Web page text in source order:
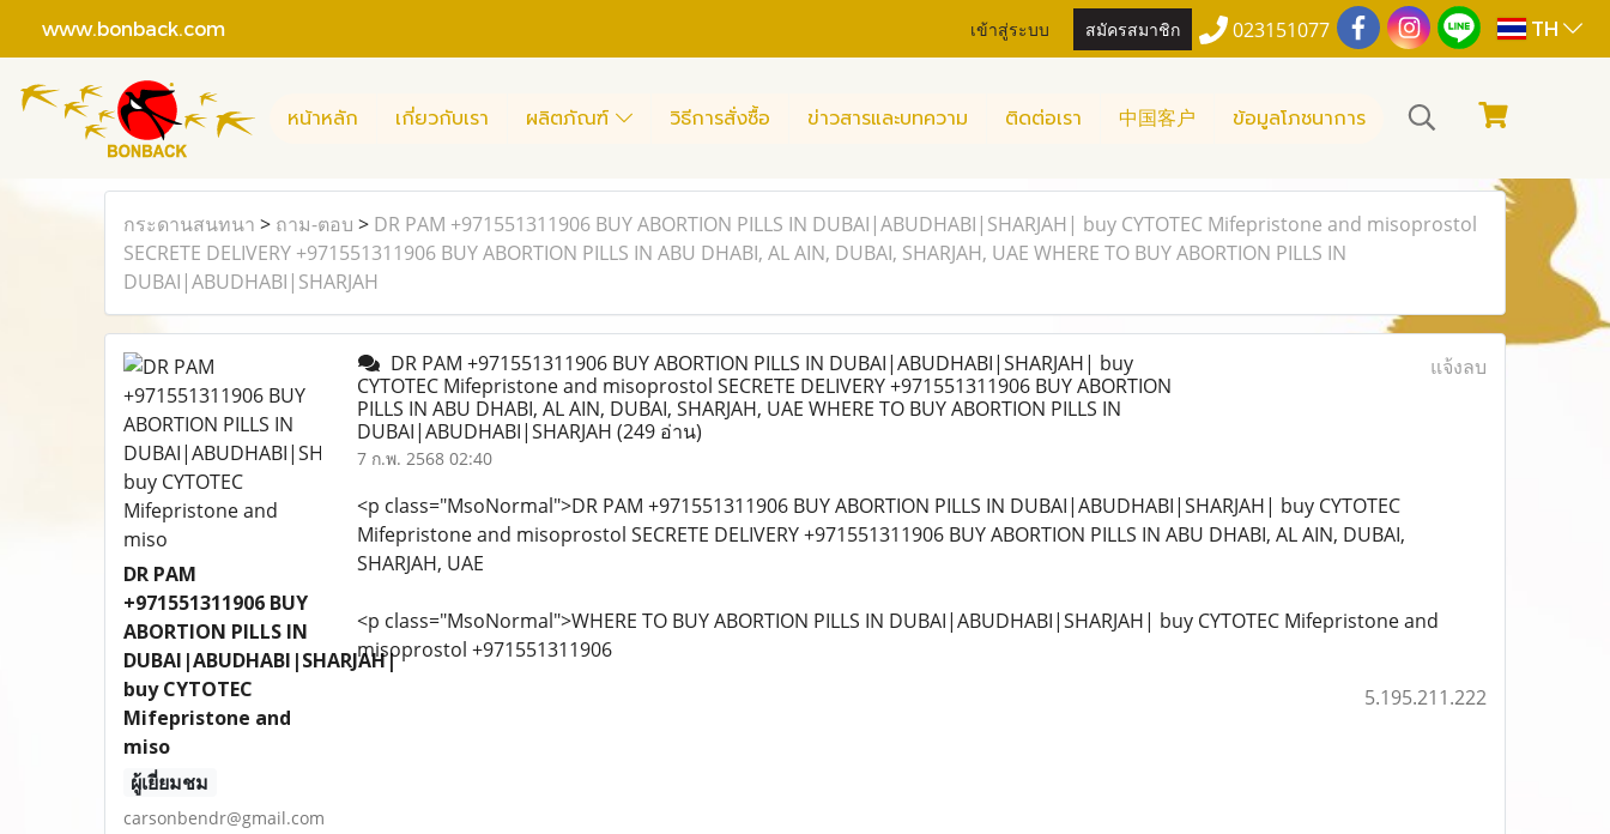
www.bonback.com เข้าสู่ระบบ สมัครสมาชิก 023151077 TH
หน้าหลัก เกี่ยวกับเรา ผลิตภัณฑ์ วิธีการสั่งซื้อ ข่าวสารและบทความ ติดต่อเรา 中国客户 ข้อมูลโภชนาการ
กระดานสนทนา > ถาม-ตอบ > DR PAM +971551311906 BUY ABORTION PILLS IN DUBAI|ABUDHABI|SHARJAH| buy CYTOTEC Mifepristone and misoprostol
SECRETE DELIVERY +971551311906 BUY ABORTION PILLS IN ABU DHABI, AL AIN, DUBAI, SHARJAH, UAE WHERE TO BUY ABORTION PILLS IN
DUBAI|ABUDHABI|SHARJAH
DR PAM
+971551311906 BUY
ABORTION PILLS IN
DUBAI|ABUDHABI|SHARJAH|
buy CYTOTEC
Mifepristone and
miso
ผู้เยี่ยมชม
carsonbendr@gmail.com
DR PAM +971551311906 BUY ABORTION PILLS IN DUBAI|ABUDHABI|SHARJAH| buy
CYTOTEC Mifepristone and misoprostol SECRETE DELIVERY +971551311906 BUY ABORTION
PILLS IN ABU DHABI, AL AIN, DUBAI, SHARJAH, UAE WHERE TO BUY ABORTION PILLS IN
DUBAI|ABUDHABI|SHARJAH (249 อ่าน)
7 ก.พ. 2568 02:40
แจ้งลบ
<p class="MsoNormal">DR PAM +971551311906 BUY ABORTION PILLS IN DUBAI|ABUDHABI|SHARJAH| buy CYTOTEC
Mifepristone and misoprostol SECRETE DELIVERY +971551311906 BUY ABORTION PILLS IN ABU DHABI, AL AIN, DUBAI,
SHARJAH, UAE
<p class="MsoNormal">WHERE TO BUY ABORTION PILLS IN DUBAI|ABUDHABI|SHARJAH| buy CYTOTEC Mifepristone and
misoprostol +971551311906
5.195.211.222